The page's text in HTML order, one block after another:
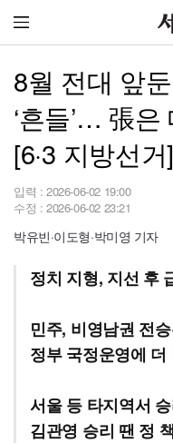
8월 전대 앞
‘흔들’… 張은
[6·3 지방선거]
입력 : 2026-06-02 19:00
수정 : 2026-06-02 23:21
박유빈·이도형·박미영 기자
정치 지형, 지선 후
민주, 비영남권 전
정부 국정운영에 더
서울 등 타지역서
김관영 승리 땐 정